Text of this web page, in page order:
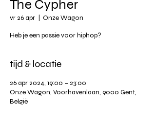
The Cypher
vr 26 apr Onze Wagon
Heb je een passie voor hiphop?
tijd & locatie
26 apr 2024, 19:00 – 23:00
Onze Wagon, Voorhavenlaan, 9000 Gent,
België